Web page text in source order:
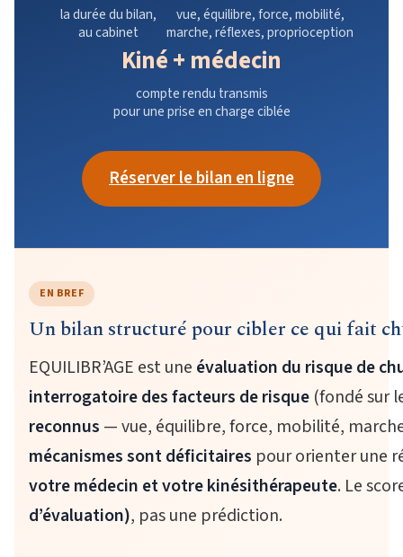
la durée du bilan,
au cabinet
vue, équilibre, force, mobilité,
marche, réflexes, proprioception
Kiné + médecin
compte rendu transmis
pour une prise en charge ciblée
Réserver le bilan en ligne
EN BREF
Un bilan structuré pour cibler ce qui fait
EQUILIBR’AGE est une évaluation du risque de
interrogatoire des facteurs de risque (fondé sur
reconnus — vue, équilibre, force, mobilité,
mécanismes sont déficitaires pour orienter une
votre médecin et votre kinésithérapeute. Le
d’évaluation), pas une prédiction.